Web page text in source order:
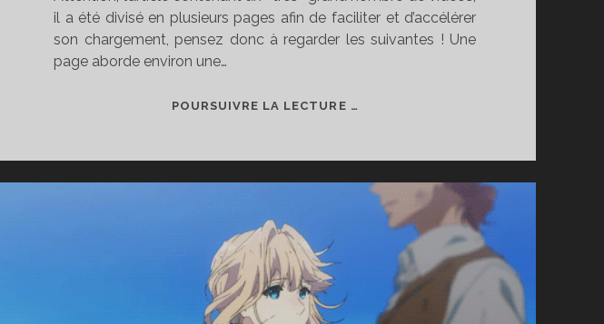
il a été divisé en plusieurs pages afin de faciliter et d’accélérer
son chargement, pensez donc à regarder les suivantes ! Une
page aborde environ une…
POURSUIVRE LA LECTURE …